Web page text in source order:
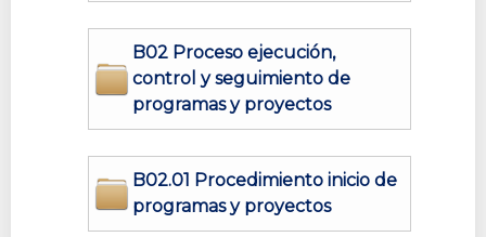
B02 Proceso ejecución,
control y seguimiento de
programas y proyectos
B02.01 Procedimiento inicio de
programas y proyectos